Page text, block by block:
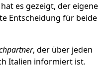
es gezeigt, der eigene
Entscheidung für beide
, der über jeden
Italien informiert ist.